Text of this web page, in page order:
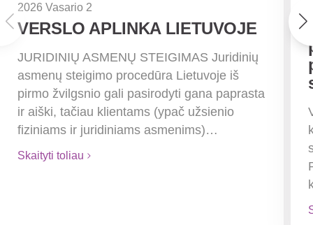
2026 Vasario 2
VERSLO APLINKA LIETUVOJE
JURIDINIŲ ASMENŲ STEIGIMAS Juridinių
asmenų steigimo procedūra Lietuvoje iš
pirmo žvilgsnio gali pasirodyti gana paprasta
ir aiški, tačiau klientams (ypač užsienio
fiziniams ir juridiniams asmenims)…
Skaityti toliau